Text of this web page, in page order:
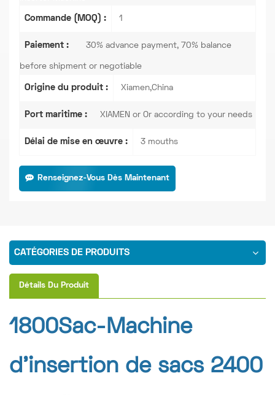
Commande (MOQ) : 1
Paiement : 30% advance payment, 70% balance
before shipment or negotiable
Origine du produit : Xiamen,China
Port maritime : XIAMEN or Or according to your needs
Délai de mise en œuvre : 3 mouths
Renseignez-Vous Dès Maintenant
CATÉGORIES DE PRODUITS
Détails Du Produit
1800Sac-Machine
d'insertion de sacs 2400